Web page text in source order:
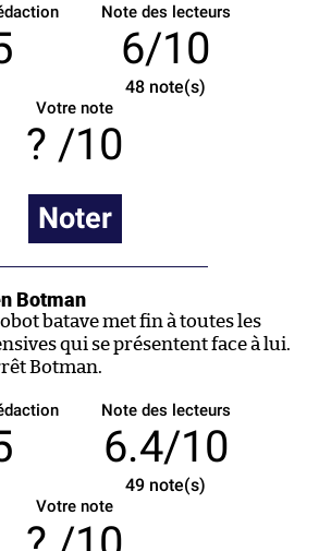
Note des lecteurs
6/10
48 note(s)
Votre note
/10
Noter
Botman
batave met fin à toutes les
qui se présentent face à lui.
Botman.
Note des lecteurs
6.4/10
49 note(s)
Votre note